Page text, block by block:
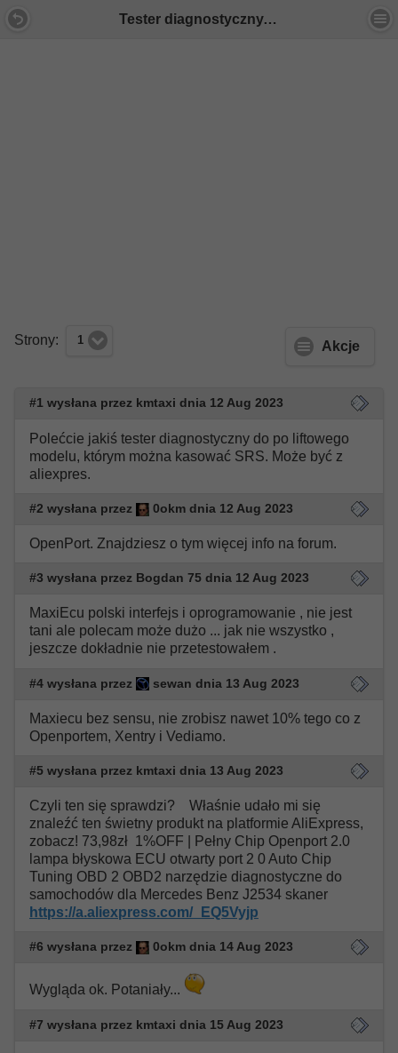
Tester diagnostyczny. - Forum Mercedes E-Klasa
Strony: 1 Akcje
#1 wysłana przez kmtaxi dnia 12 Aug 2023
Polećcie jakiś tester diagnostyczny do po liftowego
modelu, którym można kasować SRS. Może być z
aliexpres.
#2 wysłana przez 0okm dnia 12 Aug 2023
OpenPort. Znajdziesz o tym więcej info na forum.
#3 wysłana przez Bogdan 75 dnia 12 Aug 2023
MaxiEcu polski interfejs i oprogramowanie , nie jest
tani ale polecam może dużo ... jak nie wszystko ,
jeszcze dokładnie nie przetestowałem .
#4 wysłana przez sewan dnia 13 Aug 2023
Maxiecu bez sensu, nie zrobisz nawet 10% tego co z
Openportem, Xentry i Vediamo.
#5 wysłana przez kmtaxi dnia 13 Aug 2023
Czyli ten się sprawdzi? Właśnie udało mi się
znaleźć ten świetny produkt na platformie AliExpress,
zobacz! 73,98zł 1%OFF | Pełny Chip Openport 2.0
lampa błyskowa ECU otwarty port 2 0 Auto Chip
Tuning OBD 2 OBD2 narzędzie diagnostyczne do
samochodów dla Mercedes Benz J2534 skaner
https://a.aliexpress.com/_EQ5Vyjp
#6 wysłana przez 0okm dnia 14 Aug 2023
Wygląda ok. Potaniały...
#7 wysłana przez kmtaxi dnia 15 Aug 2023